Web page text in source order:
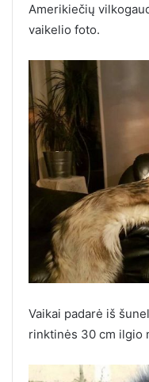
Amerikiečių
vaikelio foto.
Vaikai padarė iš
rinktinės 30 cm ilgio